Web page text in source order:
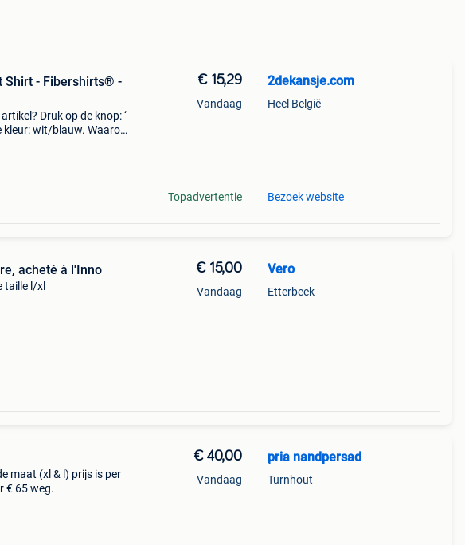
Shirt - Fibershirts® -
Druk op de knop: ‘
kleur: wit/blauw. Waarom
€ 15,29
Vandaag
Topadvertentie
2dekansje.com
Heel België
Bezoek website
peignoir neuf à vendre, acheté à l'Inno
taille l/xl
€ 15,00
Vandaag
Vero
Etterbeek
maat (xl & l) prijs is per
€ 65 weg.
€ 40,00
Vandaag
pria nandpersad
Turnhout